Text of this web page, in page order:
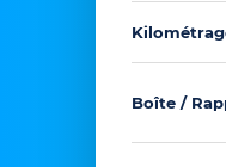
Boîte /